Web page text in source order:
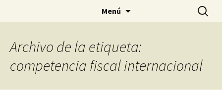
Menú Buscar:
Archivo de la etiqueta:
competencia fiscal internacional